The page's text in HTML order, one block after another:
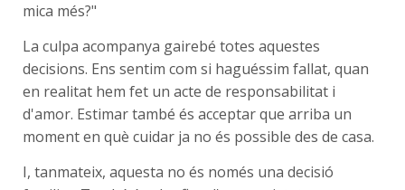
mica més?"
La culpa acompanya gairebé totes aquestes
decisions. Ens sentim com si haguéssim fallat, quan
en realitat hem fet un acte de responsabilitat i
d'amor. Estimar també és acceptar que arriba un
moment en què cuidar ja no és possible des de casa.
I, tanmateix, aquesta no és només una decisió